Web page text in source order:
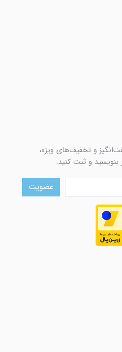
و تخفیف‌های ویژه،
بنویسید و ثبت کنید.
عضویت